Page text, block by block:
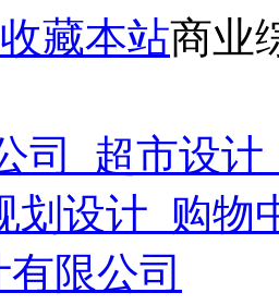
收藏本站商业